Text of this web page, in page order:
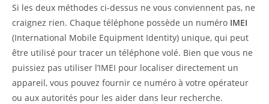
Si les deux méthodes ci-dessus ne vous conviennent pas, ne
craignez rien. Chaque téléphone possède un numéro IMEI
(International Mobile Equipment Identity) unique, qui peut
être utilisé pour tracer un téléphone volé. Bien que vous ne
puissiez pas utiliser l’IMEI pour localiser directement un
appareil, vous pouvez fournir ce numéro à votre opérateur
ou aux autorités pour les aider dans leur recherche.